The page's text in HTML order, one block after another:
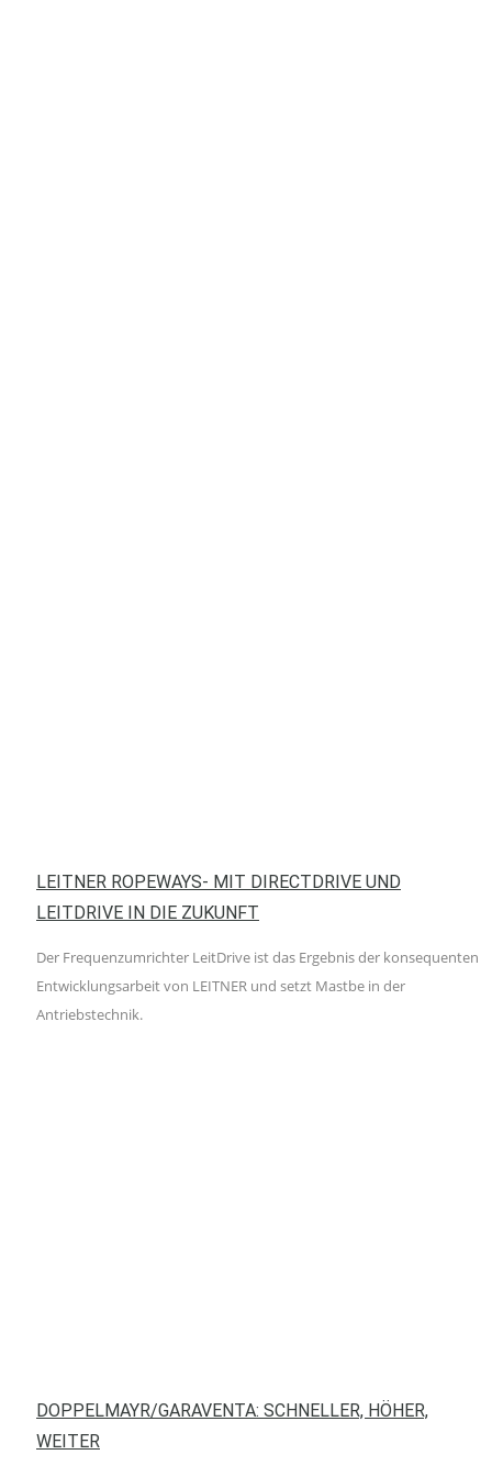
LEITNER ROPEWAYS- MIT DIRECTDRIVE UND
LEITDRIVE IN DIE ZUKUNFT
Der Frequenzumrichter LeitDrive ist das Ergebnis der konsequenten
Entwicklungsarbeit von LEITNER und setzt Mastbe in der
Antriebstechnik.
DOPPELMAYR/GARAVENTA: SCHNELLER, HÖHER,
WEITER